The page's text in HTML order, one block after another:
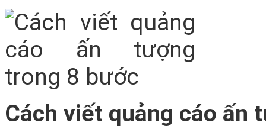
Cách viết quảng cáo ấn